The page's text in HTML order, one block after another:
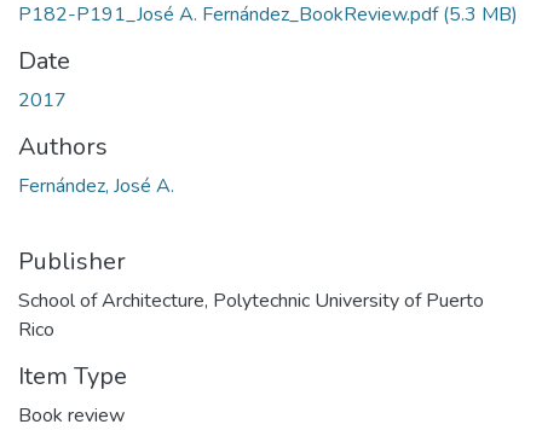
P182-P191_José A. Fernández_BookReview.pdf(5.3 MB)
Date
2017
Authors
Fernández, José A.
Publisher
School of Architecture, Polytechnic University of Puerto
Rico
Item Type
Book review